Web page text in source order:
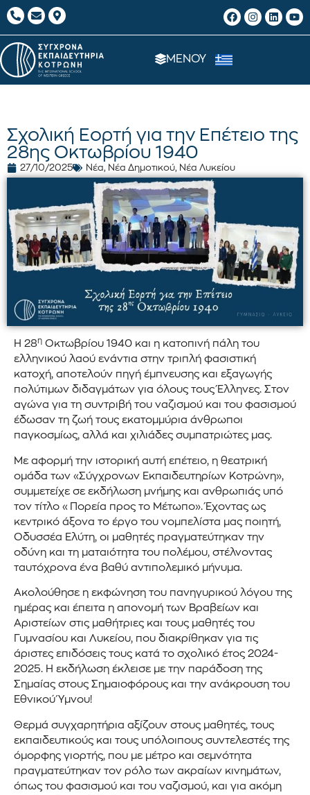
ΜΕΝΟΥ
Σχολική Εορτή για την Επέτειο της
28ης Οκτωβρίου 1940
27/10/2025 Νέα, Νέα Δημοτικού, Νέα Λυκείου
Η 28η Οκτωβρίου 1940 και η κατοπινή πάλη του
ελληνικού λαού ενάντια στην τριπλή φασιστική
κατοχή, αποτελούν πηγή έμπνευσης και εξαγωγής
πολύτιμων διδαγμάτων για όλους τους Έλληνες. Στον
αγώνα για τη συντριβή του ναζισμού και του φασισμού
έδωσαν τη ζωή τους εκατομμύρια άνθρωποι
παγκοσμίως, αλλά και χιλιάδες συμπατριώτες μας.
Με αφορμή την ιστορική αυτή επέτειο, η θεατρική
ομάδα των «Σύγχρονων Εκπαιδευτηρίων Κοτρώνη»,
συμμετείχε σε εκδήλωση μνήμης και ανθρωπιάς υπό
τον τίτλο «Πορεία προς το Μέτωπο». Έχοντας ως
κεντρικό άξονα το έργο του νομπελίστα μας ποιητή,
Οδυσσέα Ελύτη, οι μαθητές πραγματεύτηκαν την
οδύνη και τη ματαιότητα του πολέμου, στέλνοντας
ταυτόχρονα ένα βαθύ αντιπολεμικό μήνυμα.
Ακολούθησε η εκφώνηση του πανηγυρικού λόγου της
ημέρας και έπειτα η απονομή των Βραβείων και
Αριστείων στις μαθήτριες και τους μαθητές του
Γυμνασίου και Λυκείου, που διακρίθηκαν για τις
άριστες επιδόσεις τους κατά το σχολικό έτος 2024-
2025. Η εκδήλωση έκλεισε με την παράδοση της
Σημαίας στους Σημαιοφόρους και την ανάκρουση του
Εθνικού Ύμνου!
Θερμά συγχαρητήρια αξίζουν στους μαθητές, τους
εκπαιδευτικούς και τους υπόλοιπους συντελεστές της
όμορφης γιορτής, που με μέτρο και σεμνότητα
πραγματεύτηκαν τον ρόλο των ακραίων κινημάτων,
όπως του φασισμού και του ναζισμού, και για ακόμη